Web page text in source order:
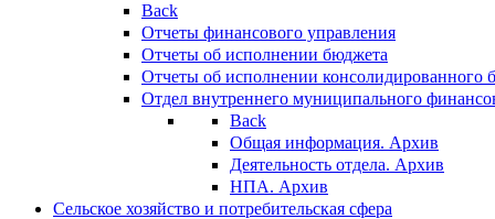
Back
Отчеты финансового управления
Отчеты об исполнении бюджета
Отчеты об исполнении консолидированного
Отдел внутреннего муниципального
Back
Общая информация. Архив
Деятельность отдела. Архив
НПА. Архив
Сельское хозяйство и потребительская сфера